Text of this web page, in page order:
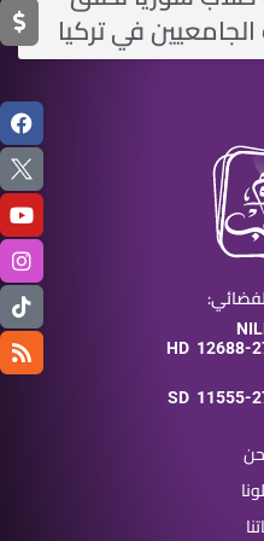
في تركيا
HD
SD